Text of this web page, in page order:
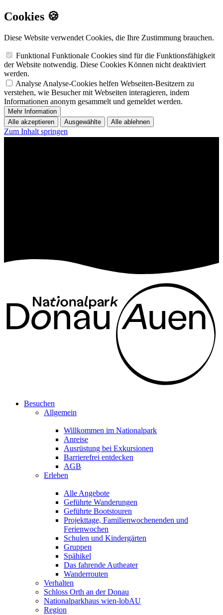
Cookies 🍪
Diese Website verwendet Cookies, die Ihre Zustimmung brauchen.
Funktional Funktionale Cookies sind für die Funktionsfähigkeit
der Website notwendig. Diese Cookies Können nicht deaktiviert
werden.
Analyse Analyse-Cookies helfen Webseiten-Besitzern zu
verstehen, wie Besucher mit Webseiten interagieren, indem
Informationen anonym gesammelt und gemeldet werden.
Mehr Information
Alle akzeptieren
Ausgewählte Alle ablehnen
Zum Inhalt springen
Besuchen
Allgemein
Willkommen im Nationalpark
Anreise
Ausrüstung bei Exkursionen
Barrierefrei entdecken
AGB
Erleben
Alle Angebote
Geführte Wanderungen
Geführte Bootstouren
Projekttage, Familienwochenenden und
Ferienwochen
Schulen und Kindergärten
Gruppen
Spähikel
Das fahrende Autheater
Wanderrouten
Verhalten
Schloss Orth an der Donau
Nationalparkhaus wien-lobAU
Region